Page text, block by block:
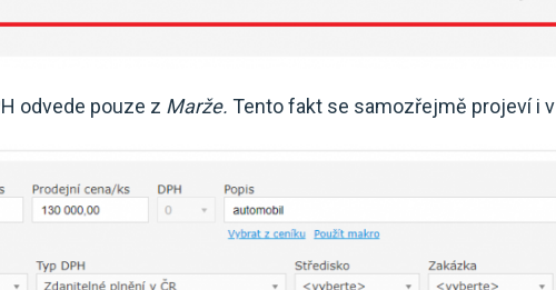
odvede pouze z Marže. Tento fakt se samozřejmě projeví i v